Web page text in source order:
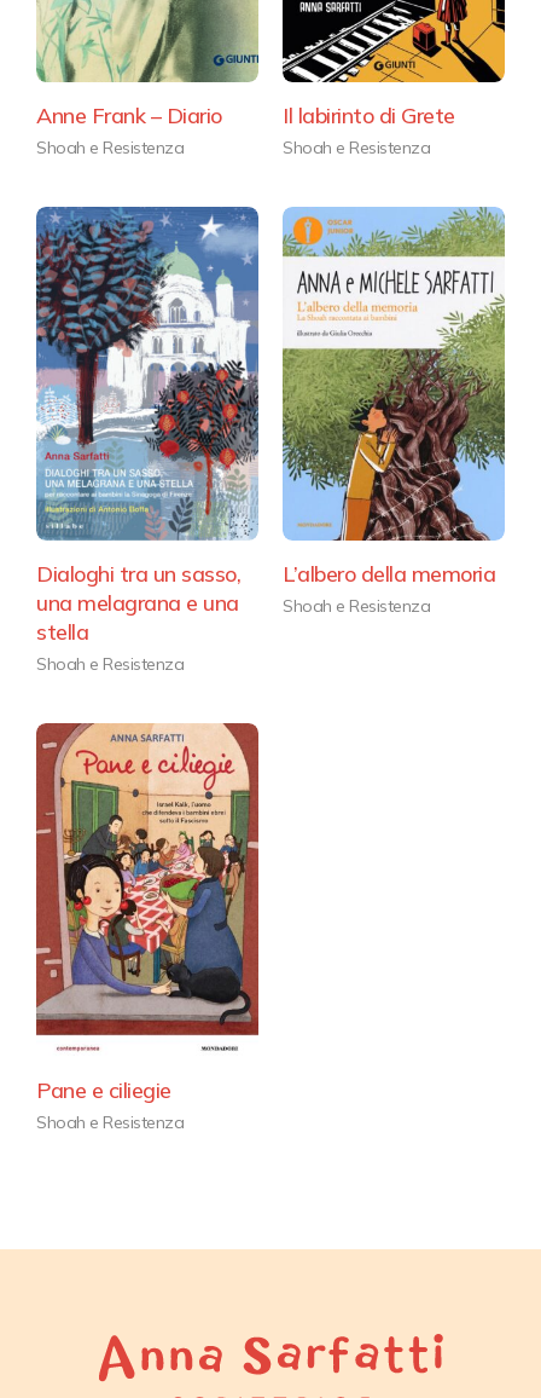
Anne Frank – Diario
Shoah e Resistenza
Il labirinto di Grete
Shoah e Resistenza
Dialoghi tra un sasso,
una melagrana e una
stella
Shoah e Resistenza
L’albero della memoria
Shoah e Resistenza
Pane e ciliegie
Shoah e Resistenza